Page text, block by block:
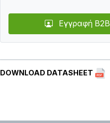
DOWNLOAD DATASHEET
Εγγραφή B2B